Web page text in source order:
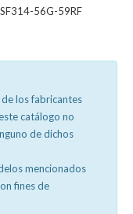
56G-59RF
los fabricantes
catálogo no
de dichos
mencionados
fines de